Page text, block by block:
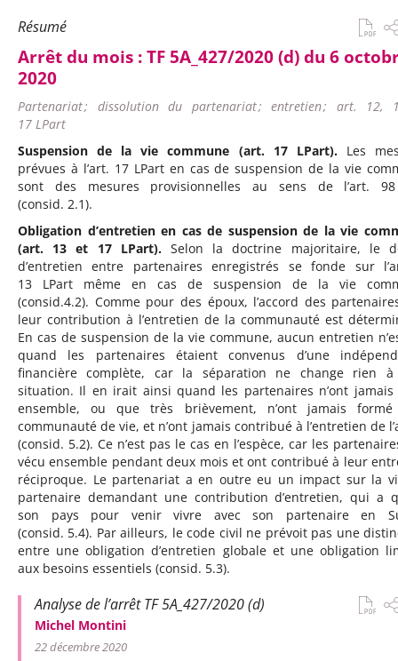
Résumé
Arrêt du mois :TF 5A_427/2020 (d) du 6
2020
Partenariat ; dissolution du partenariat ; entretien ; art. 12,
17 LPart
Suspension de la vie commune (art. 17 LPart).Les
prévues à l’art. 17 LPart en cas de suspension de la vie
sont des mesures provisionnelles au sens de l’art. 98
(consid. 2.1).
Obligation d’entretien en cas de suspension de la vie
(art. 13 et 17 LPart).Selon la doctrine majoritaire, le
d’entretien entre partenaires enregistrés se fonde sur
13 LPart même en cas de suspension de la vie
(consid.4.2). Comme pour des époux, l’accord des
leur contribution à l’entretien de la communauté est
En cas de suspension de la vie commune, aucun entretien
quand les partenaires étaient convenus d’une
financière complète, car la séparation ne change rien
situation. Il en irait ainsi quand les partenaires n’ont jamais
ensemble, ou que très brièvement, n’ont jamais
communauté de vie, et n’ont jamais contribué à l’entretien de
(consid. 5.2). Ce n’est pas le cas en l’espèce, car les
vécu ensemble pendant deux mois et ont contribué à leur
réciproque. Le partenariat a en outre eu un impact sur la
partenaire demandant une contribution d’entretien, qui a
son pays pour venir vivre avec son partenaire en
(consid. 5.4). Par ailleurs, le code civil ne prévoit pas une
entre une obligation d’entretien globale et une obligation
aux besoins essentiels (consid. 5.3).
Analyse de l’arrêt TF 5A_427/2020 (d)
Michel Montini
22 décembre 2020